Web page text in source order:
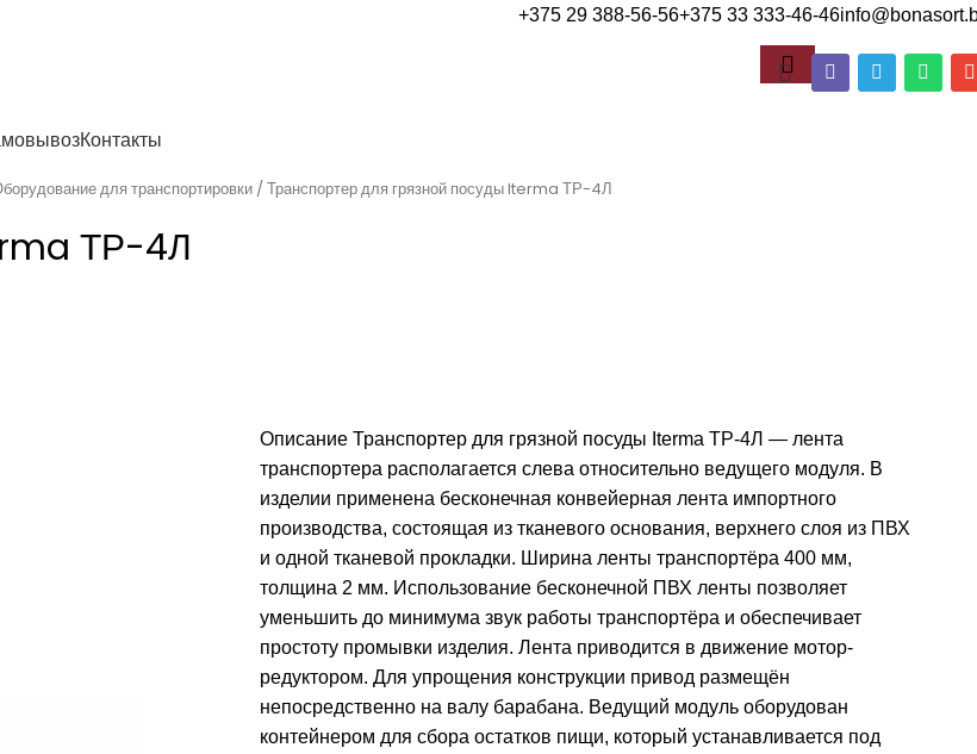
+375 29 388-56-56+375 33 333-46-46
Контакты
для транспортировки Транспортер для грязной посуды Iterma ТР-4Л
ТР-4Л
Описание Транспортер для грязной посуды Iterma ТР-4Л — лента
транспортера располагается слева относительно ведущего модуля. В
изделии применена бесконечная конвейерная лента импортного
производства, состоящая из тканевого основания, верхнего слоя из ПВХ
и одной тканевой прокладки. Ширина ленты транспортёра 400 мм,
толщина 2 мм. Использование бесконечной ПВХ ленты позволяет
уменьшить до минимума звук работы транспортёра и обеспечивает
простоту промывки изделия. Лента приводится в движение мотор-
редуктором. Для упрощения конструкции привод размещён
непосредственно на валу барабана. Ведущий модуль оборудован
контейнером для сбора остатков пищи, который устанавливается под